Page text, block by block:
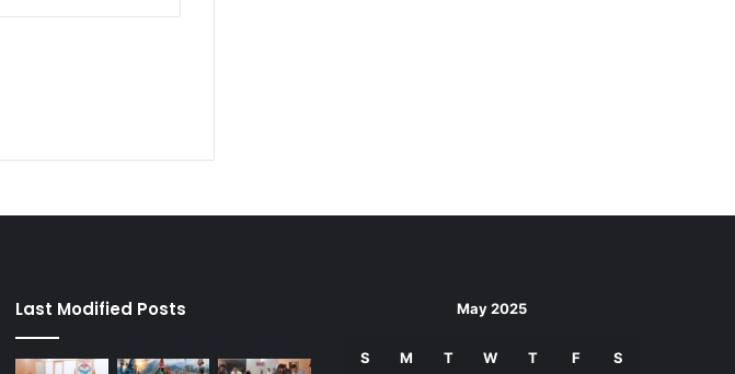
Last Modified Posts May 2025
S M T W T F S